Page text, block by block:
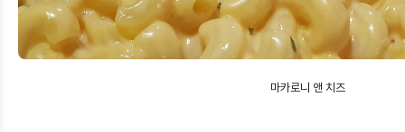
마카로니 앤 치즈